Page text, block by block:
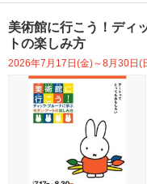
美術館に行こう！ディ
トの楽しみ方
2026年7月17日(金)～8月30日(